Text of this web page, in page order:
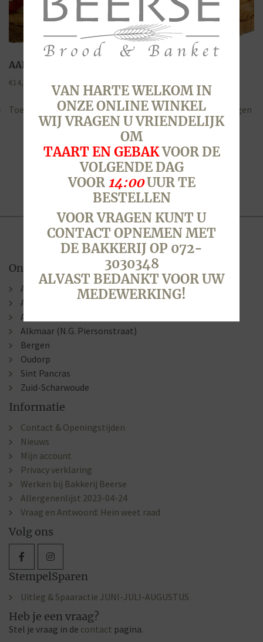
AARDBEIENSLOF
€14,95
Toevoegen aan winkelwagen Toevoegen aan winkelwagen
Onze winkels
Alkmaar (Berenkoog)
Alkmaar (Stationsweg)
Alkmaar (Laat )
Alkmaar (N.G. Piersonstraat)
Bergen
Oudorp
Sint Pancras
Zuid-Scharwoude
Informatie
Contact & Openingstijden
Nieuws
Mijn account
Privacy verklaring
Werken bij Bakkerij Beerse
Allergenenlijst 2023-04-24
Vraag en Antwoord: Hein weet raad
Volg ons
StempelSparen
Uitleg & Spaaractie JUNI-JULI-AUGUSTUS
Heb je een vraag?
Stel je vraag in de contact pagina.
VAN HARTE WELKOM IN
ONZE ONLINE WINKEL
WIJ VRAGEN U VRIENDELIJK
OM
TAART EN GEBAKVOOR DE
VOLGENDE DAG
VOOR 14:00UUR TE
BESTELLEN
VOOR VRAGEN KUNT U
CONTACT OPNEMEN MET
DE BAKKERIJ OP 072-
3030348
ALVAST BEDANKT VOOR UW
MEDEWERKING!